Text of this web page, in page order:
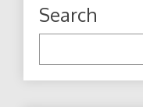
Search